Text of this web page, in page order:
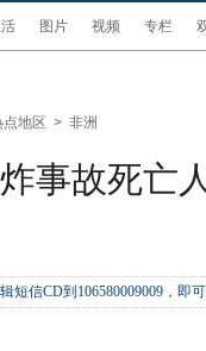
图片 视频 专栏
点地区 > 非洲
事故死亡
短信CD到106580009009，即